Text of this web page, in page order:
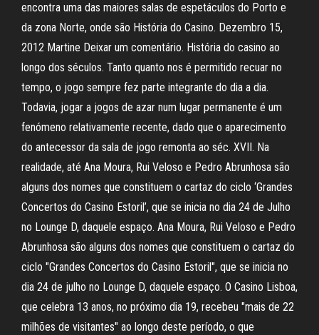
encontra uma das maiores salas de espetáculos do Porto e
da zona Norte, onde são História do Casino. Dezembro 15,
2012 Martine Deixar um comentário. História do casino ao
longo dos séculos. Tanto quanto nos é permitido recuar no
tempo, o jogo sempre fez parte integrante do dia a dia.
Todavia, jogar a jogos de azar num lugar permanente é um
fenómeno relativamente recente, dado que o aparecimento
do antecessor da sala de jogo remonta ao séc. XVII. Na
realidade, até Ana Moura, Rui Veloso e Pedro Abrunhosa são
alguns dos nomes que constituem o cartaz do ciclo ‘Grandes
Concertos do Casino Estoril’, que se inicia no dia 24 de Julho
no Lounge D, daquele espaço. Ana Moura, Rui Veloso e Pedro
Abrunhosa são alguns dos nomes que constituem o cartaz do
ciclo "Grandes Concertos do Casino Estoril", que se inicia no
dia 24 de julho no Lounge D, daquele espaço. O Casino Lisboa,
que celebra 13 anos, no próximo dia 19, recebeu "mais de 22
milhões de visitantes" ao longo deste período, o que